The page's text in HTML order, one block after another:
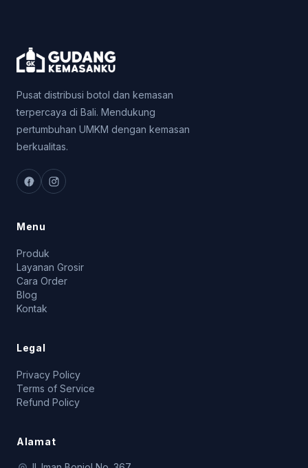
Pusat distribusi botol dan kemasan
terpercaya di Bali. Mendukung
pertumbuhan UMKM dengan kemasan
berkualitas.
Menu
Produk
Layanan Grosir
Cara Order
Blog
Kontak
Legal
Privacy Policy
Terms of Service
Refund Policy
Alamat